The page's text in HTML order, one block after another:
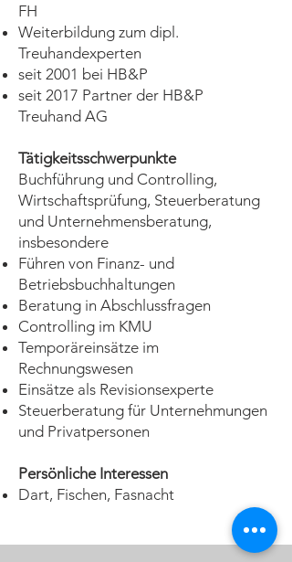
FH
Weiterbildung zum dipl.
Treuhandexperten
seit 2001 bei HB&P
seit 2017 Partner der HB&P
Treuhand AG
Tätigkeitsschwerpunkte
Buchführung und Controlling,
Wirtschaftsprüfung, Steuerberatung
und Unternehmensberatung,
insbesondere
Führen von Finanz- und
Betriebsbuchhaltungen
Beratung in Abschlussfragen
Controlling im KMU
Temporäreinsätze im
Rechnungswesen
Einsätze als Revisionsexperte
Steuerberatung für Unternehmungen
und Privatpersonen
Persönliche Interessen
Dart, Fischen, Fasnacht